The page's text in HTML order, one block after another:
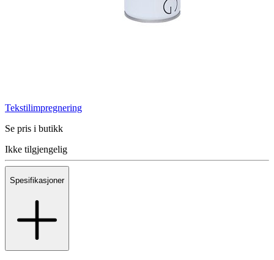
Tekstilimpregnering
Se pris i butikk
Ikke tilgjengelig
Spesifikasjoner